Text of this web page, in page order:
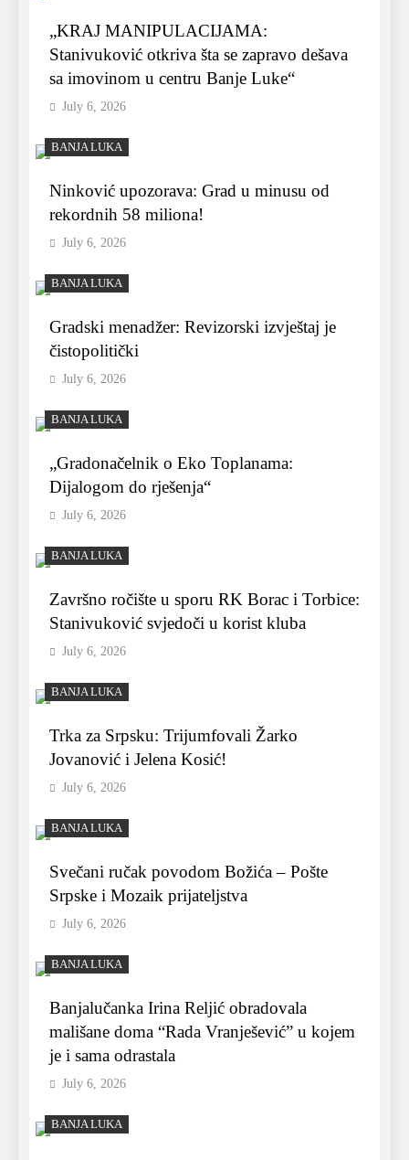
„KRAJ MANIPULACIJAMA:
Stanivuković otkriva šta se zapravo dešava
sa imovinom u centru Banje Luke“
July 6, 2026
BANJA LUKA
Ninković upozorava: Grad u minusu od
rekordnih 58 miliona!
July 6, 2026
BANJA LUKA
Gradski menadžer: Revizorski izvještaj je
čistopolitički
July 6, 2026
BANJA LUKA
„Gradonačelnik o Eko Toplanama:
Dijalogom do rješenja“
July 6, 2026
BANJA LUKA
Završno ročište u sporu RK Borac i Torbice:
Stanivuković svjedoči u korist kluba
July 6, 2026
BANJA LUKA
Trka za Srpsku: Trijumfovali Žarko
Jovanović i Jelena Kosić!
July 6, 2026
BANJA LUKA
Svečani ručak povodom Božića – Pošte
Srpske i Mozaik prijateljstva
July 6, 2026
BANJA LUKA
Banjalučanka Irina Reljić obradovala
mališane doma “Rada Vranješević” u kojem
je i sama odrastala
July 6, 2026
BANJA LUKA